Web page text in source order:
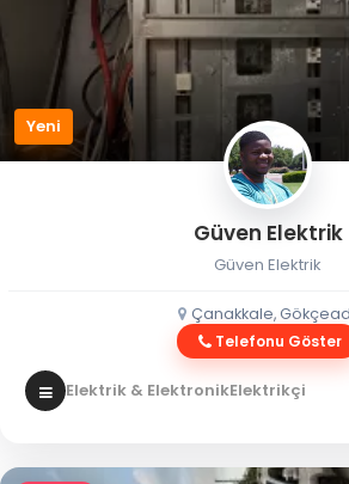
Yeni
Güven Elektrik
Güven Elektrik
Çanakkale,
Telefonu Göster
Elektrik & ElektronikElektrikçi